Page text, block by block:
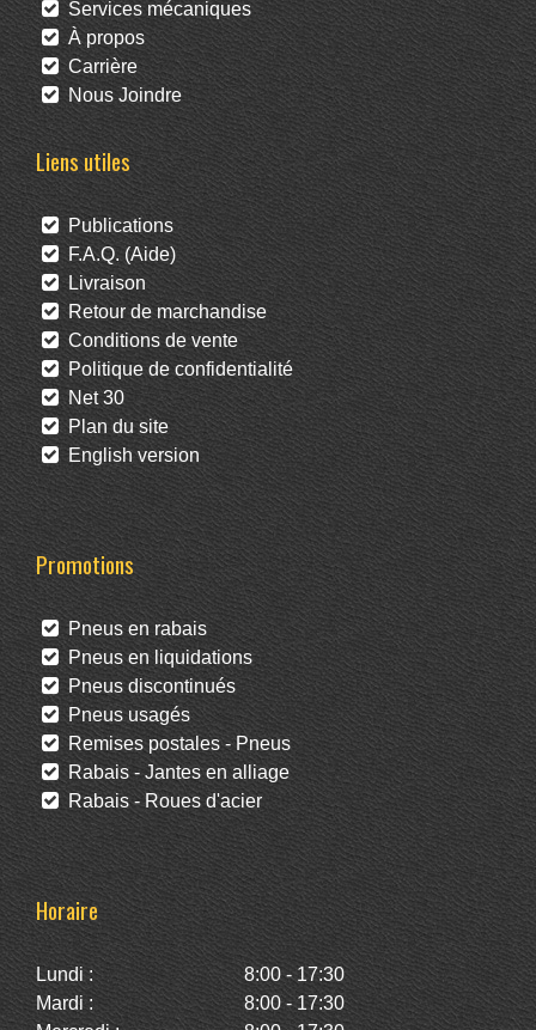
Services mécaniques
À propos
Carrière
Nous Joindre
Liens utiles
Publications
F.A.Q. (Aide)
Livraison
Retour de marchandise
Conditions de vente
Politique de confidentialité
Net 30
Plan du site
English version
Promotions
Pneus en rabais
Pneus en liquidations
Pneus discontinués
Pneus usagés
Remises postales - Pneus
Rabais - Jantes en alliage
Rabais - Roues d'acier
Horaire
Lundi :
8:00 - 17:30
Mardi :
8:00 - 17:30